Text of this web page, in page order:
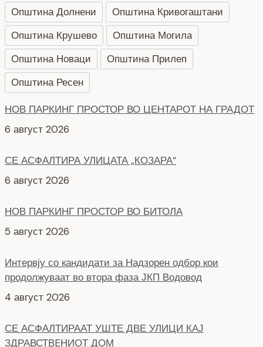
Општина Долнени
Општина Кривогаштани
Општина Крушево
Општина Могила
Општина Новаци
Општина Прилеп
Општина Ресен
СЕ АСФАЛТИРА УЛИЦАТА „КОЗАРА“
6 август 2026
НОВ ПАРКИНГ ПРОСТОР ВО БИТОЛА
5 август 2026
Интервју со кандидати за Надзорен одбор кои
продолжуваат во втора фаза ЈКП Водовод
СЕ АСФАЛТИРААТ УШТЕ ДВЕ УЛИЦИ КАЈ
ЗДРАВСТВEНИОТ ДОМ
НОВ ПАРКИНГ ПРОСТОР ВО ЦЕНТАРОТ НА ГРАДОТ